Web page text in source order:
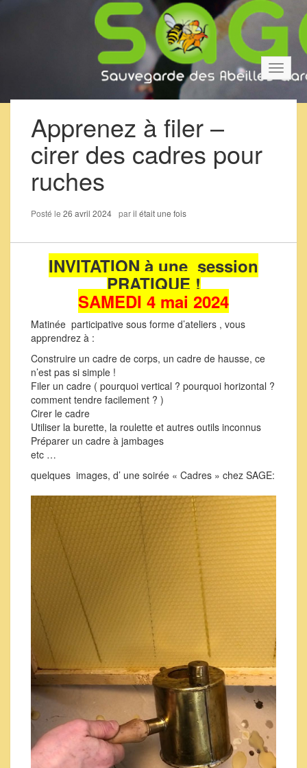
la
Apprenez à filer –
cirer des cadres pour
ruches
Posté le 26 avril 2024 paril était une fois
INVITATION à une session
PRATIQUE !
SAMEDI 4 mai 2024
Matinée participative sous forme d’ateliers , vous
apprendrez à :
Construire un cadre de corps, un cadre de hausse, ce
n’est pas si simple !
Filer un cadre ( pourquoi vertical ? pourquoi horizontal ?
comment tendre facilement ? )
Cirer le cadre
Utiliser la burette, la roulette et autres outils inconnus
Préparer un cadre à jambages
etc …
quelques images, d’ une soirée « Cadres » chez SAGE: